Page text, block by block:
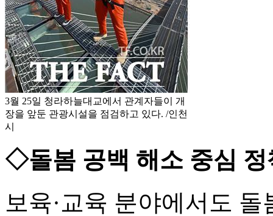
3월 25일 청라하늘대교에서 관계자들이 개
장을 앞둔 관광시설을 점검하고 있다. /인천
시
◇돌봄 공백 해소 중심 정
보육·교육 분야에서도